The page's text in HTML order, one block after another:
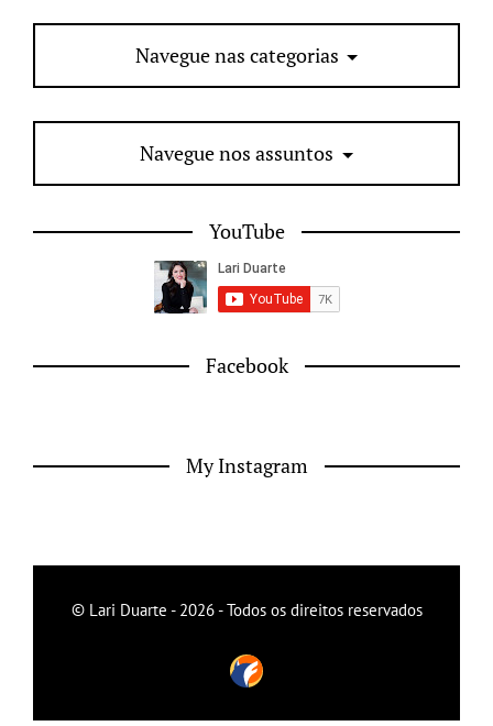
Navegue nas categorias
Navegue nos assuntos
YouTube
Facebook
My Instagram
© Lari Duarte - 2026 - Todos os direitos reservados